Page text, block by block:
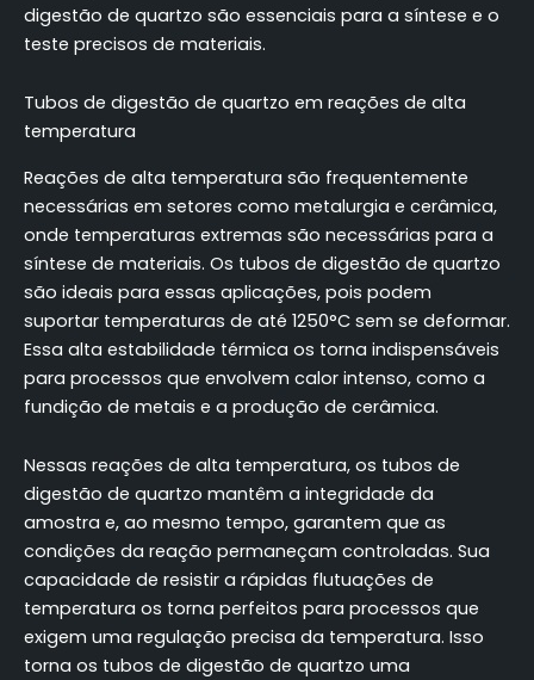
digestão de quartzo são essenciais para a síntese e o
teste precisos de materiais.
Tubos de digestão de quartzo em reações de alta
temperatura
Reações de alta temperatura são frequentemente
necessárias em setores como metalurgia e cerâmica,
onde temperaturas extremas são necessárias para a
síntese de materiais. Os tubos de digestão de quartzo
são ideais para essas aplicações, pois podem
suportar temperaturas de até 1250°C sem se deformar.
Essa alta estabilidade térmica os torna indispensáveis
para processos que envolvem calor intenso, como a
fundição de metais e a produção de cerâmica.
Nessas reações de alta temperatura, os tubos de
digestão de quartzo mantêm a integridade da
amostra e, ao mesmo tempo, garantem que as
condições da reação permaneçam controladas. Sua
capacidade de resistir a rápidas flutuações de
temperatura os torna perfeitos para processos que
exigem uma regulação precisa da temperatura. Isso
torna os tubos de digestão de quartzo uma